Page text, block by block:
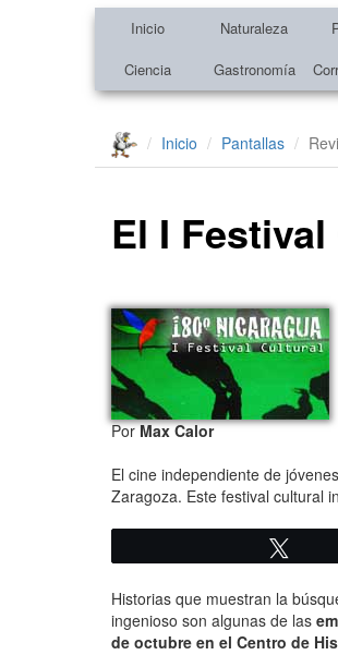
Inicio Naturaleza
Ciencia
Gastronomía
Inicio Pantallas
El I
PorMax Calor
El cine independiente de
Zaragoza. Este festival cultural
Historias que muestran la
ingenioso son algunas de las
de octubre en el Centro de